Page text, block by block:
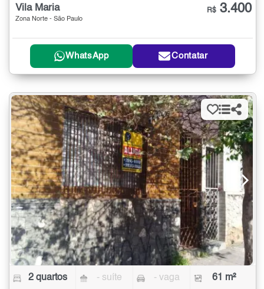
Vila Maria
Zona Norte - São Paulo
R$ 3.400
WhatsApp Contatar
2 quartos - suíte - vaga 61 m²